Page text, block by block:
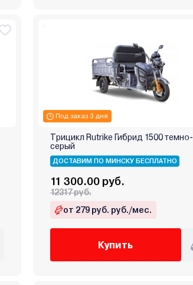
Под заказ 3 дня
Трицикл Rutrike Гибрид 1500 темно-
серый
ДОСТАВИМ ПО МИНСКУ БЕСПЛАТНО
11 300.00 руб.
12317 руб.
от 279 руб. руб./мес.
Купить